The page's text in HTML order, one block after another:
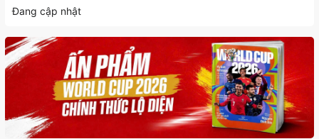
Đang cập nhật